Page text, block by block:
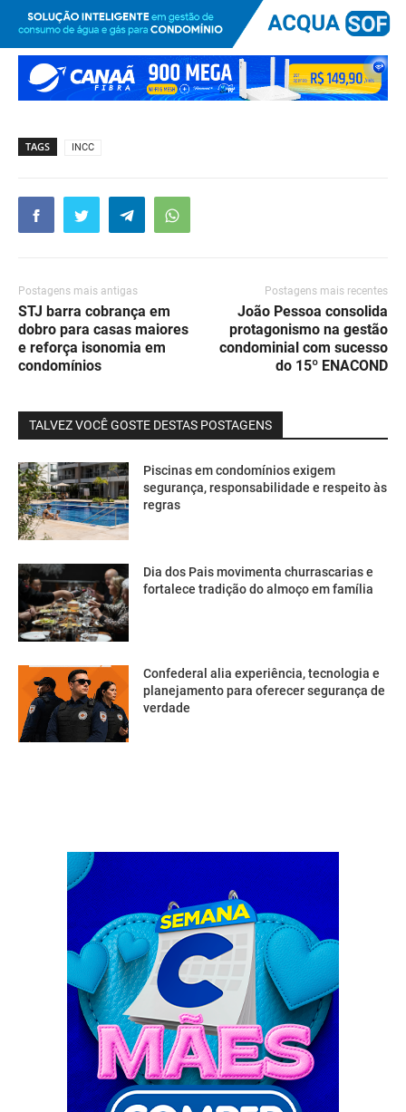
TAGS INCC
Postagens mais antigas
STJ barra cobrança em
dobro para casas maiores
e reforça isonomia em
condomínios
Postagens mais recentes
João Pessoa consolida
protagonismo na gestão
condominial com sucesso
do 15º ENACOND
TALVEZ VOCÊ GOSTE DESTAS POSTAGENS
Piscinas em condomínios exigem
segurança, responsabilidade e respeito às
regras
Dia dos Pais movimenta churrascarias e
fortalece tradição do almoço em família
Confederal alia experiência, tecnologia e
planejamento para oferecer segurança de
verdade